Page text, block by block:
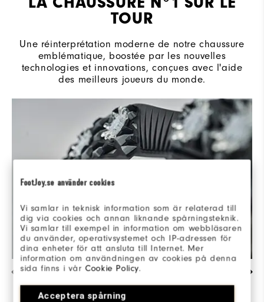
FootJoy.se använder cookies
Vi samlar in teknisk information som är relaterad till
dig via cookies och annan liknande spårningsteknik.
Vi samlar till exempel in information om webbläsaren
du använder, operativsystemet och IP-adressen för
dina enheter för att ansluta till Internet. Mer
information om användningen av cookies på denna
sida finns i vårCookie Policy.
Acceptera spårning
TOUR
Une réinterprétation moderne de notre chaussure
emblématique, boostée par les nouvelles
technologies et innovations, conçues avec l'aide
des meilleurs joueurs du monde.
UNE ACCROCHE SUR TOUTES LES
SURFACES DE SOL